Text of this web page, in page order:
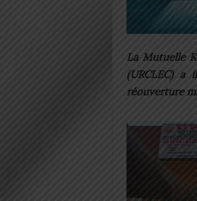
La Mutuelle
(URCLEC)
réouverture